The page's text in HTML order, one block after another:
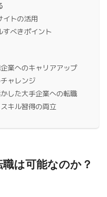
イトの活用
すべきポイント
業へのキャリアアップ
ャレンジ
した大手企業への転職
キル習得の両立
は可能なのか？